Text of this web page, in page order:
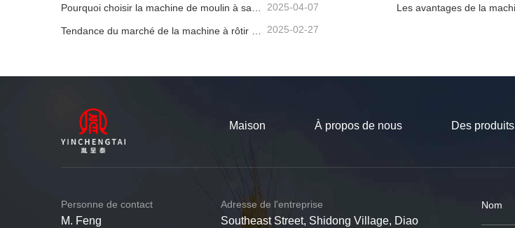
Pourquoi choisir la machine de moulin à sauce en pierre électrique 2025-04-07
2025-02-27
Maison À propos de nous Des produits
Personne de contact
M. Feng
Adresse de l'entreprise
Southeast Street, Shidong Village, Diao